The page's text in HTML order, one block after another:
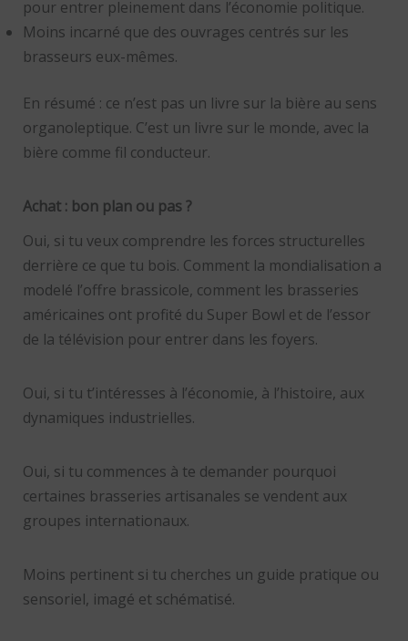
pour entrer pleinement dans l’économie politique.
Moins incarné que des ouvrages centrés sur les
brasseurs eux-mêmes.
En résumé : ce n’est pas un livre sur la bière au sens
organoleptique. C’est un livre sur le monde, avec la
bière comme fil conducteur.
Achat : bon plan ou pas ?
Oui, si tu veux comprendre les forces structurelles
derrière ce que tu bois. Comment la mondialisation a
modelé l’offre brassicole, comment les brasseries
américaines ont profité du Super Bowl et de l’essor
de la télévision pour entrer dans les foyers.
Oui, si tu t’intéresses à l’économie, à l’histoire, aux
dynamiques industrielles.
Oui, si tu commences à te demander pourquoi
certaines brasseries artisanales se vendent aux
groupes internationaux.
Moins pertinent si tu cherches un guide pratique ou
sensoriel, imagé et schématisé.